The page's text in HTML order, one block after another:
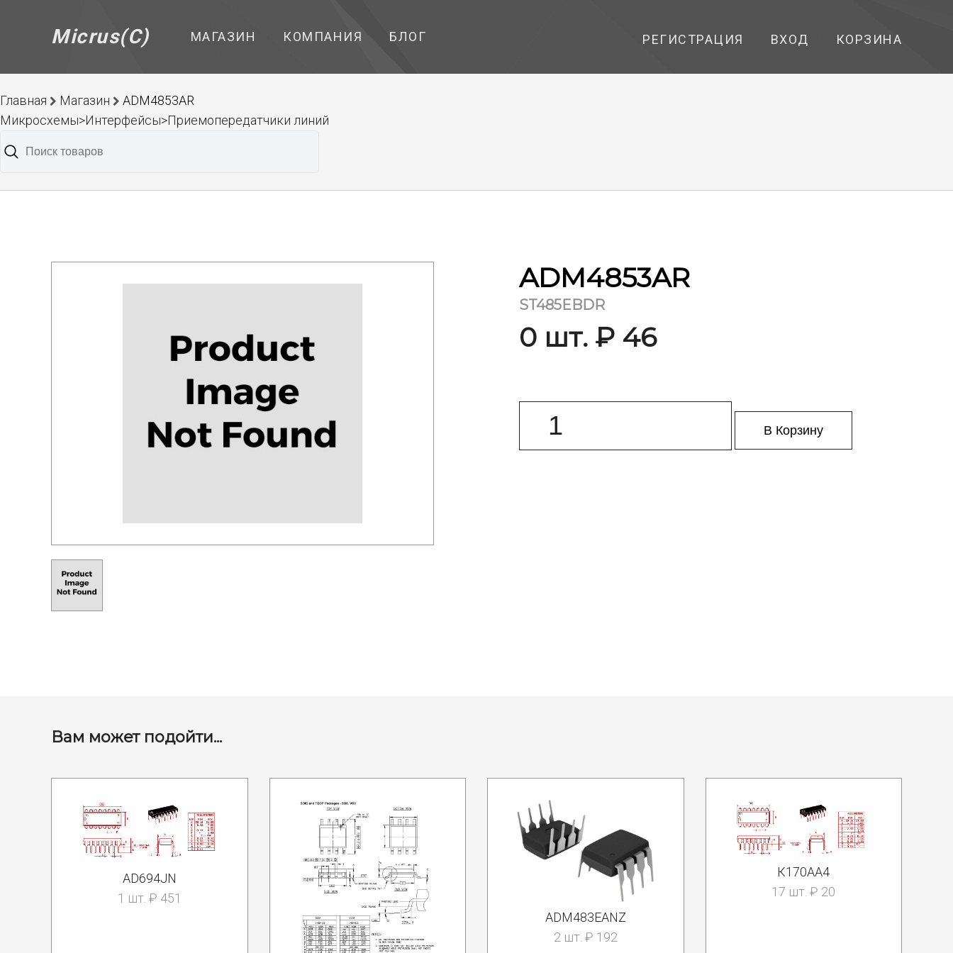
Micrus(C) МАГАЗИН КОМПАНИЯ БЛОГ РЕГИСТРАЦИЯ ВХОД КОРЗИНА
Главная Магазин
ADM4853AR
Микросхемы>Интерфейсы>Приемопередатчики линий
ADM4853AR
ST485EBDR
0 шт. ₽ 46
В Корзину
Вам может подойти...
AD694JN
1 шт. ₽ 451
ADM483EANZ
2 шт. ₽ 192
К170АА4
17 шт. ₽ 20